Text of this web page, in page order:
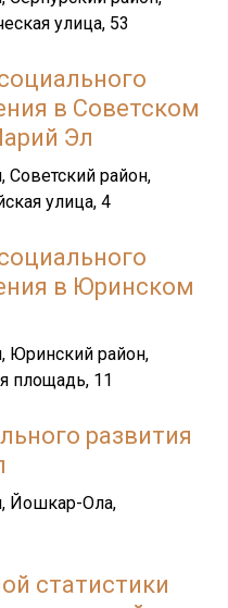
улица, 53
в Советском
Эл
район,
улица, 4
в Юринском
Юринский район,
площадь, 11
развития
Йошкар-Ола,
статистики